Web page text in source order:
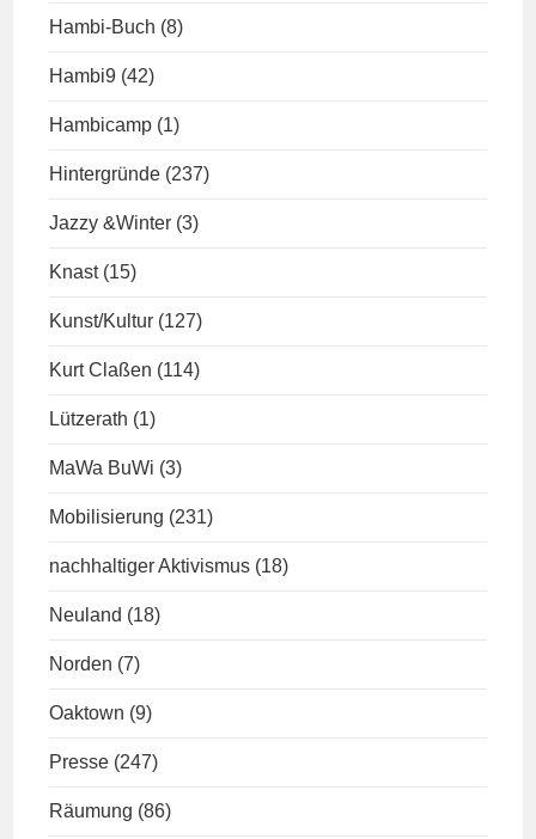
Hambi-Buch (8)
Hambi9 (42)
Hambicamp (1)
Hintergründe (237)
Jazzy &Winter (3)
Knast (15)
Kunst/Kultur (127)
Kurt Claßen (114)
Lützerath (1)
MaWa BuWi (3)
Mobilisierung (231)
nachhaltiger Aktivismus (18)
Neuland (18)
Norden (7)
Oaktown (9)
Presse (247)
Räumung (86)